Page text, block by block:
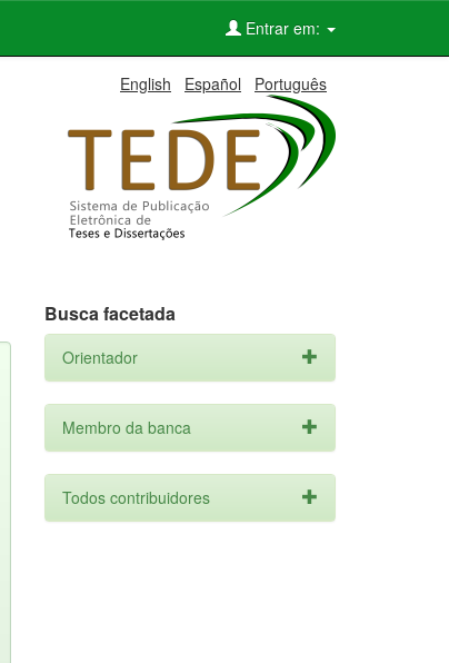
Entrar em:
English Español Português
Busca facetada
Orientador
Membro da banca
Todos contribuidores